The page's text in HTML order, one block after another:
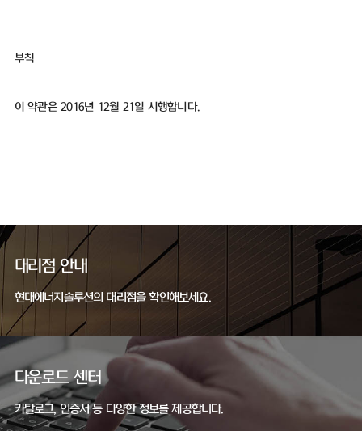
부칙
이 약관은 2016년 12월 21일 시행합니다.
대리점 안내
현대에너지솔루션의 대리점을 확인해보세요.
다운로드 센터
카탈로그, 인증서 등 다양한 정보를 제공합니다.